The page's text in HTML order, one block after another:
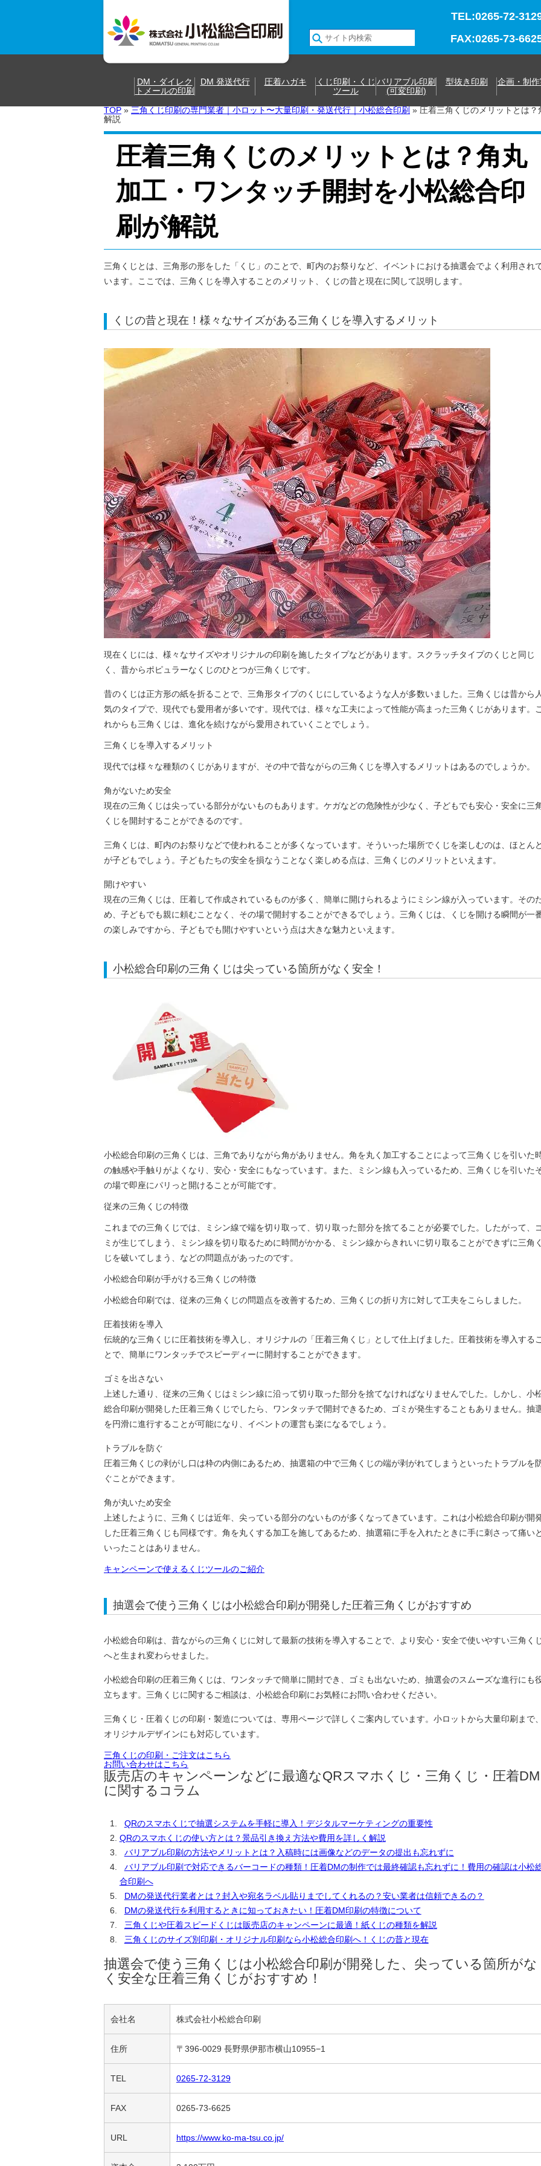
TEL:0265-72-
FAX:0265-73-
DM・ダイレク
トメールの印刷
DM 発送代行 圧着ハガキ
くじ印刷・くじ
ツール
バリアブル印刷
(可変印刷)
型抜き印刷 企画・制
TOP » 三角くじ印刷の専門業者｜小ロット〜大量印刷・発送代行｜小松総合印刷 » 圧着三角くじのメリットとは
解説
圧着三角くじのメリットとは？角丸
加工・ワンタッチ開封を小松総合印
刷が解説
三角くじとは、三角形の形をした「くじ」のことで、町内のお祭りなど、イベントにおける抽選会でよく利用され
います。ここでは、三角くじを導入することのメリット、くじの昔と現在に関して説明します。
くじの昔と現在！様々なサイズがある三角くじを導入するメリット
現在くじには、様々なサイズやオリジナルの印刷を施したタイプなどがあります。スクラッチタイプのくじと同じ
く、昔からポピュラーなくじのひとつが三角くじです。
昔のくじは正方形の紙を折ることで、三角形タイプのくじにしているような人が多数いました。三角くじは昔から人
気のタイプで、現代でも愛用者が多いです。現代では、様々な工夫によって性能が高まった三角くじがあります。こ
れからも三角くじは、進化を続けながら愛用されていくことでしょう。
三角くじを導入するメリット
現代では様々な種類のくじがありますが、その中で昔ながらの三角くじを導入するメリットはあるのでしょうか。
角がないため安全
現在の三角くじは尖っている部分がないものもあります。ケガなどの危険性が少なく、子どもでも安心・安全に三
くじを開封することができるのです。
三角くじは、町内のお祭りなどで使われることが多くなっています。そういった場所でくじを楽しむのは、ほとん
が子どもでしょう。子どもたちの安全を損なうことなく楽しめる点は、三角くじのメリットといえます。
開けやすい
現在の三角くじは、圧着して作成されているものが多く、簡単に開けられるようにミシン線が入っています。その
め、子どもでも親に頼むことなく、その場で開封することができるでしょう。三角くじは、くじを開ける瞬間が一
の楽しみですから、子どもでも開けやすいという点は大きな魅力といえます。
小松総合印刷の三角くじは尖っている箇所がなく安全！
小松総合印刷の三角くじは、三角でありながら角がありません。角を丸く加工することによって三角くじを引いた
の触感や手触りがよくなり、安心・安全にもなっています。また、ミシン線も入っているため、三角くじを引いた
の場で即座にパリっと開けることが可能です。
従来の三角くじの特徴
これまでの三角くじでは、ミシン線で端を切り取って、切り取った部分を捨てることが必要でした。したがって、
ミが生じてしまう、ミシン線を切り取るために時間がかかる、ミシン線からきれいに切り取ることができずに三角く
じを破いてしまう、などの問題点があったのです。
小松総合印刷が手がける三角くじの特徴
小松総合印刷では、従来の三角くじの問題点を改善するため、三角くじの折り方に対して工夫をこらしました。
圧着技術を導入
伝統的な三角くじに圧着技術を導入し、オリジナルの「圧着三角くじ」として仕上げました。圧着技術を導入するこ
とで、簡単にワンタッチでスピーディーに開封することができます。
ゴミを出さない
上述した通り、従来の三角くじはミシン線に沿って切り取った部分を捨てなければなりませんでした。しかし、小
総合印刷が開発した圧着三角くじでしたら、ワンタッチで開封できるため、ゴミが発生することもありません。抽
を円滑に進行することが可能になり、イベントの運営も楽になるでしょう。
トラブルを防ぐ
圧着三角くじの剥がし口は枠の内側にあるため、抽選箱の中で三角くじの端が剥がれてしまうといったトラブルを
ぐことができます。
角が丸いため安全
上述したように、三角くじは近年、尖っている部分のないものが多くなってきています。これは小松総合印刷が開
した圧着三角くじも同様です。角を丸くする加工を施してあるため、抽選箱に手を入れたときに手に刺さって痛いと
いったことはありません。
キャンペーンで使えるくじツールのご紹介
抽選会で使う三角くじは小松総合印刷が開発した圧着三角くじがおすすめ
小松総合印刷は、昔ながらの三角くじに対して最新の技術を導入することで、より安心・安全で使いやすい三角く
へと生まれ変わらせました。
小松総合印刷の圧着三角くじは、ワンタッチで簡単に開封でき、ゴミも出ないため、抽選会のスムーズな進行にも
立ちます。三角くじに関するご相談は、小松総合印刷にお気軽にお問い合わせください。
三角くじ・圧着くじの印刷・製造については、専用ページで詳しくご案内しています。小ロットから大量印刷まで、
オリジナルデザインにも対応しています。
三角くじの印刷・ご注文はこちら
お問い合わせはこちら
販売店のキャンペーンなどに最適なQRスマホくじ・三角くじ・圧着DM
に関するコラム
QRのスマホくじで抽選システムを手軽に導入！デジタルマーケティングの重要性
QRのスマホくじの使い方とは？景品引き換え方法や費用を詳しく解説
バリアブル印刷の方法やメリットとは？入稿時には画像などのデータの提出も忘れずに
バリアブル印刷で対応できるバーコードの種類！圧着DMの制作では最終確認も忘れずに！費用の確認は小松
合印刷へ
DMの発送代行業者とは？封入や宛名ラベル貼りまでしてくれるの？安い業者は信頼できるの？
DMの発送代行を利用するときに知っておきたい！圧着DM印刷の特徴について
三角くじや圧着スピードくじは販売店のキャンペーンに最適！紙くじの種類を解説
三角くじのサイズ別印刷・オリジナル印刷なら小松総合印刷へ！くじの昔と現在
抽選会で使う三角くじは小松総合印刷が開発した、尖っている箇所がな
く安全な圧着三角くじがおすすめ！
会社名 株式会社小松総合印刷
住所 〒396-0029 長野県伊那市横山10955−1
TEL 0265-72-3129
FAX 0265-73-6625
URL https://www.ko-ma-tsu.co.jp/